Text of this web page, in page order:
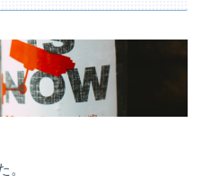
。